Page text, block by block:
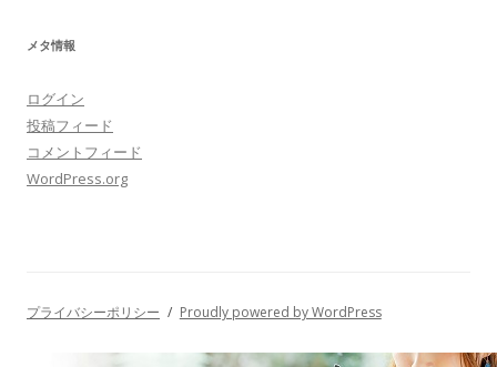
ログイン
投稿フィード
コメントフィード